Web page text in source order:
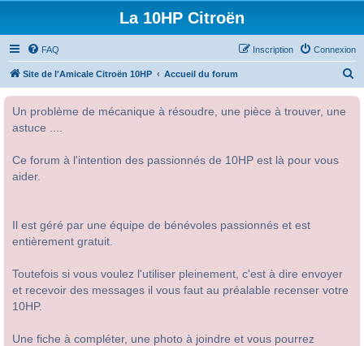
La 10HP Citroën
FAQ Connexion
Inscription
Site de l'Amicale Citroën 10HP Accueil du forum
Un problème de mécanique à résoudre, une pièce à trouver, une
astuce ....
Ce forum à l'intention des passionnés de 10HP est là pour vous
aider.
Il est géré par une équipe de bénévoles passionnés et est
entièrement gratuit.
Toutefois si vous voulez l'utiliser pleinement, c'est à dire envoyer
et recevoir des messages il vous faut au préalable recenser votre
10HP.
Une fiche à compléter, une photo à joindre et vous pourrez